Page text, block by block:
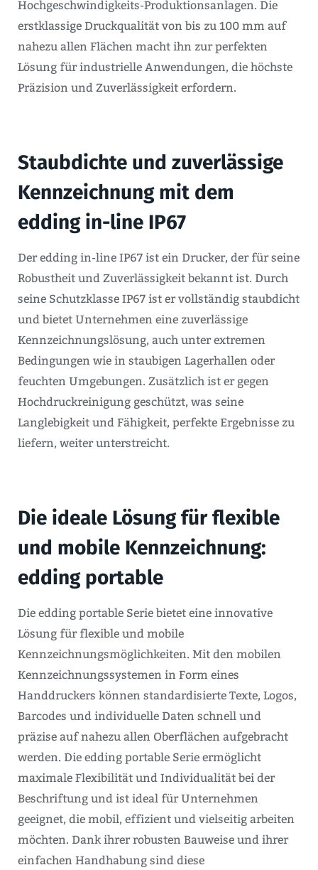
Hochgeschwindigkeits-Produktionsanlagen. Die
erstklassige Druckqualität von bis zu 100 mm auf
nahezu allen Flächen macht ihn zur perfekten
Lösung für industrielle Anwendungen, die höchste
Präzision und Zuverlässigkeit erfordern.
Staubdichte und zuverlässige
Kennzeichnung mit dem
edding in-line IP67
Der edding in-line IP67 ist ein Drucker, der für seine
Robustheit und Zuverlässigkeit bekannt ist. Durch
seine Schutzklasse IP67 ist er vollständig staubdicht
und bietet Unternehmen eine zuverlässige
Kennzeichnungslösung, auch unter extremen
Bedingungen wie in staubigen Lagerhallen oder
feuchten Umgebungen. Zusätzlich ist er gegen
Hochdruckreinigung geschützt, was seine
Langlebigkeit und Fähigkeit, perfekte Ergebnisse zu
liefern, weiter unterstreicht.
Die ideale Lösung für flexible
und mobile Kennzeichnung:
edding portable
Die edding portable Serie bietet eine innovative
Lösung für flexible und mobile
Kennzeichnungsmöglichkeiten. Mit den mobilen
Kennzeichnungssystemen in Form eines
Handdruckers können standardisierte Texte, Logos,
Barcodes und individuelle Daten schnell und
präzise auf nahezu allen Oberflächen aufgebracht
werden. Die edding portable Serie ermöglicht
maximale Flexibilität und Individualität bei der
Beschriftung und ist ideal für Unternehmen
geeignet, die mobil, effizient und vielseitig arbeiten
möchten. Dank ihrer robusten Bauweise und ihrer
einfachen Handhabung sind diese